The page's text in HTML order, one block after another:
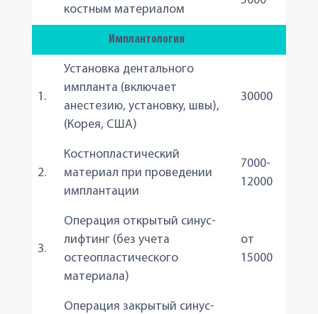
костным материалом
Имплантология
1.
Установка дентального
импланта (включает
анестезию, установку, швы),
(Корея, США)
30000
2.
Костнопластический
материал при проведении
имплантации
7000-
12000
3.
Операция открытый синус-
лифтинг (без учета
остеопластического
материала)
от
15000
Операция закрытый синус-